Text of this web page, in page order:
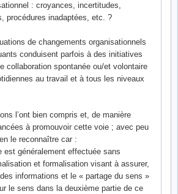
: croyances, incertitudes,
procédures inadaptées, etc. ?
de changements organisationnels
conduisent parfois à des initiatives
collaboration spontanée ou/et volontaire
au travail et à tous les niveaux
l’ont bien compris et, de manière
à promouvoir cette voie ; avec peu
le reconnaître car :
est généralement effectuée sans
et formalisation visant à assurer,
informations et le « partage du sens »
le sens dans la deuxième partie de ce